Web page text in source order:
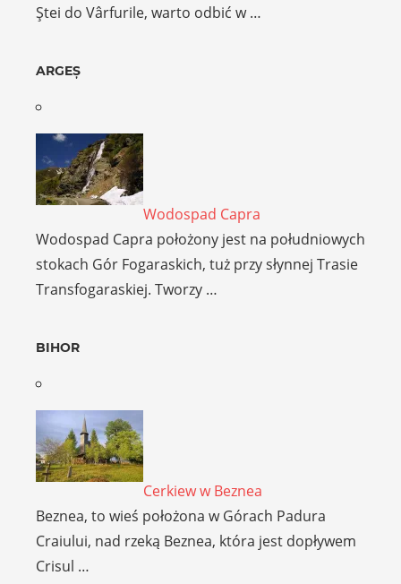
Ştei do Vârfurile, warto odbić w …
ARGEȘ
Wodospad Capra
Wodospad Capra położony jest na południowych
stokach Gór Fogaraskich, tuż przy słynnej Trasie
Transfogaraskiej. Tworzy …
BIHOR
Cerkiew w Beznea
Beznea, to wieś położona w Górach Padura
Craiului, nad rzeką Beznea, która jest dopływem
Crisul …